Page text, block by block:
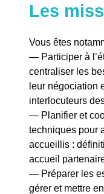
Les
Vous êtes
— Participer à
centraliser les
leur négociation
interlocuteurs
— Planifier et
techniques pour
accueillis :
accueil
— Préparer les
gérer et mettre